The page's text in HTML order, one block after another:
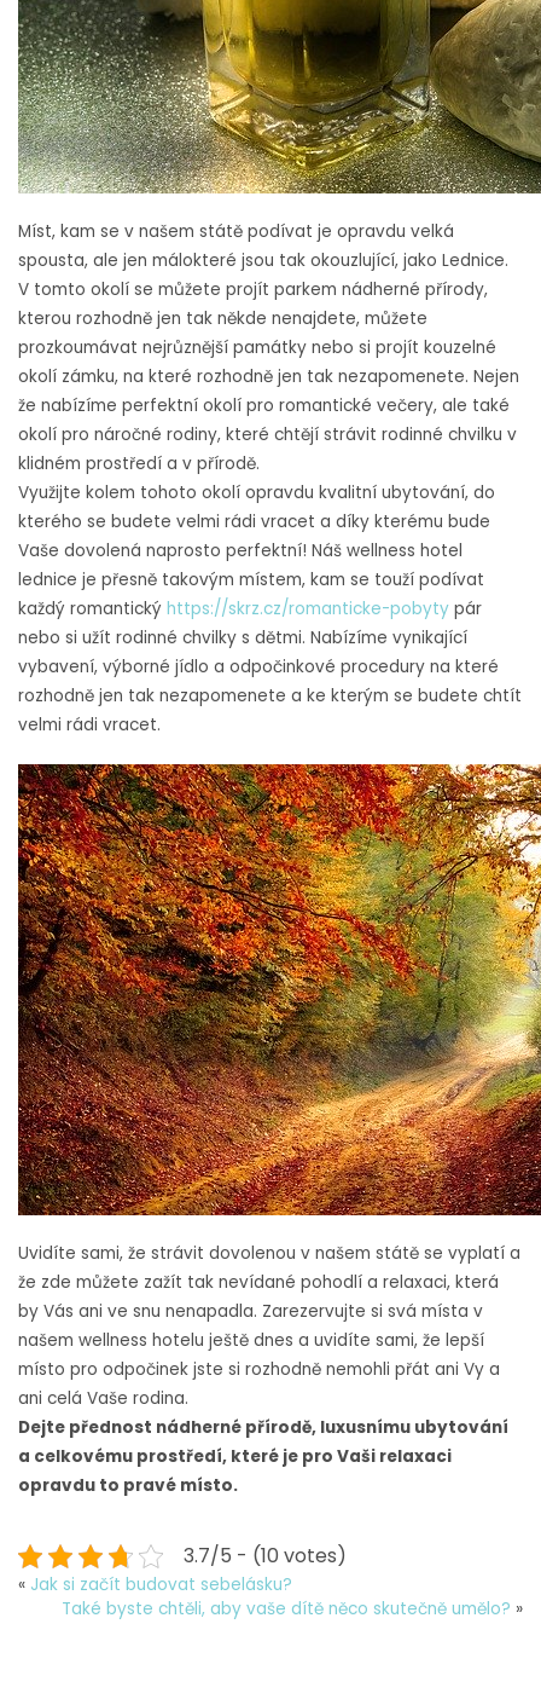
Míst, kam se v našem státě podívat je opravdu velká
spousta, ale jen málokteré jsou tak okouzlující, jako Lednice.
V tomto okolí se můžete projít parkem nádherné přírody,
kterou rozhodně jen tak někde nenajdete, můžete
prozkoumávat nejrůznější památky nebo si projít kouzelné
okolí zámku, na které rozhodně jen tak nezapomenete. Nejen
že nabízíme perfektní okolí pro romantické večery, ale také
okolí pro náročné rodiny, které chtějí strávit rodinné chvilku v
klidném prostředí a v přírodě.
Využijte kolem tohoto okolí opravdu kvalitní ubytování, do
kterého se budete velmi rádi vracet a díky kterému bude
Vaše dovolená naprosto perfektní! Náš wellness hotel
lednice je přesně takovým místem, kam se touží podívat
každý romantický https://skrz.cz/romanticke-pobyty pár
nebo si užít rodinné chvilky s dětmi. Nabízíme vynikající
vybavení, výborné jídlo a odpočinkové procedury na které
rozhodně jen tak nezapomenete a ke kterým se budete chtít
velmi rádi vracet.
Uvidíte sami, že strávit dovolenou v našem státě se vyplatí a
že zde můžete zažít tak nevídané pohodlí a relaxaci, která
by Vás ani ve snu nenapadla. Zarezervujte si svá místa v
našem wellness hotelu ještě dnes a uvidíte sami, že lepší
místo pro odpočinek jste si rozhodně nemohli přát ani Vy a
ani celá Vaše rodina.
Dejte přednost nádherné přírodě, luxusnímu ubytování
a celkovému prostředí, které je pro Vaši relaxaci
opravdu to pravé místo.
3.7/5 - (10 votes)
« Jak si začít budovat sebelásku?
Také byste chtěli, aby vaše dítě něco skutečně umělo? »